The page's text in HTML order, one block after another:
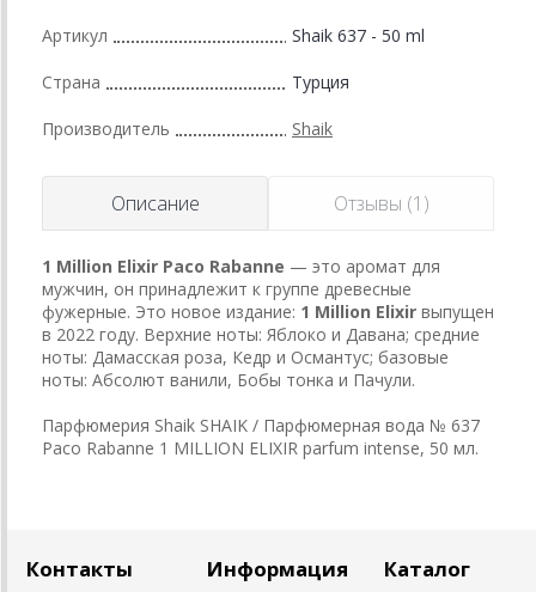
Артикул Shaik 637 - 50 ml
Страна Турция
Производитель Shaik
Описание Отзывы (1)
1 Million Elixir Paco Rabanne — это аромат для
мужчин, он принадлежит к группе древесные
фужерные. Это новое издание: 1 Million Elixir выпущен
в 2022 году. Верхние ноты: Яблоко и Давана; средние
ноты: Дамасская роза, Кедр и Османтус; базовые
ноты: Абсолют ванили, Бобы тонка и Пачули.
Парфюмерия Shaik SHAIK / Парфюмерная вода № 637
Paco Rabanne 1 MILLION ELIXIR parfum intense, 50 мл.
Контакты Информация Каталог